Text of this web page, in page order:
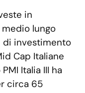
in
lungo
di investimento
Cap Italiane
Italia III ha
circa 65